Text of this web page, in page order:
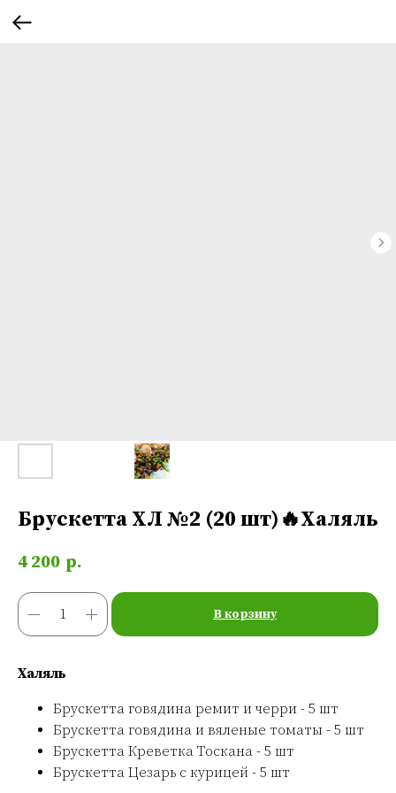
Брускетта ХЛ №2 (20 шт)🔥Халяль
4 200 р.
В корзину
Халяль
Брускетта говядина ремит и черри - 5 шт
Брускетта говядина и вяленые томаты - 5 шт
Брускетта Креветка Тоскана - 5 шт
Брускетта Цезарь с курицей - 5 шт